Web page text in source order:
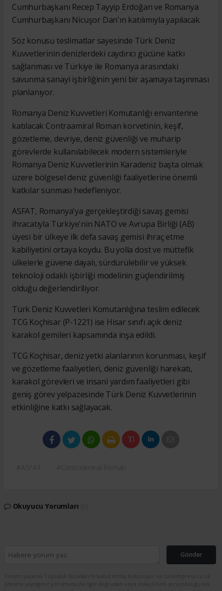
Cumhurbaşkanı Recep Tayyip Erdoğan ve Romanya
Cumhurbaşkanı Nicuşor Dan'ın katılımıyla yapılacak.
Söz konusu teslimatlar sayesinde Türk Deniz
Kuvvetlerinin denizlerdeki caydırıcı gücüne katkı
sağlanması ve Türkiye ile Romanya arasındaki
savunma sanayi işbirliğinin yeni bir aşamaya taşınması
planlanıyor.
Romanya Deniz Kuvvetleri Komutanlığı envanterine
katılacak Contraamiral Roman korvetinin, keşif,
gözetleme, devriye, deniz güvenliği ve muharip
görevlerde kullanılabilecek modern sistemleriyle
Romanya Deniz Kuvvetlerinin Karadeniz başta olmak
üzere bölgesel deniz güvenliği faaliyetlerine önemli
katkılar sunması hedefleniyor.
ASFAT, Romanya'ya gerçekleştirdiği savaş gemisi
ihracatıyla Türkiye'nin NATO ve Avrupa Birliği (AB)
üyesi bir ülkeye ilk defa savaş gemisi ihraç etme
kabiliyetini ortaya koydu. Bu yolla dost ve müttefik
ülkelerle güvene dayalı, sürdürülebilir ve yüksek
teknoloji odaklı işbirliği modelinin güçlendirilmiş
olduğu değerlendiriliyor.
Türk Deniz Kuvvetleri Komutanlığına teslim edilecek
TCG Koçhisar (P-1221) ise Hisar sınıfı açık deniz
karakol gemileri kapsamında inşa edildi.
TCG Koçhisar, deniz yetki alanlarının korunması, keşif
ve gözetleme faaliyetleri, deniz güvenliği harekatı,
karakol görevleri ve insani yardım faaliyetleri gibi
geniş görev yelpazesinde Türk Deniz Kuvvetlerinin
etkinliğine katkı sağlayacak.
Okuyucu Yorumları
Gönder